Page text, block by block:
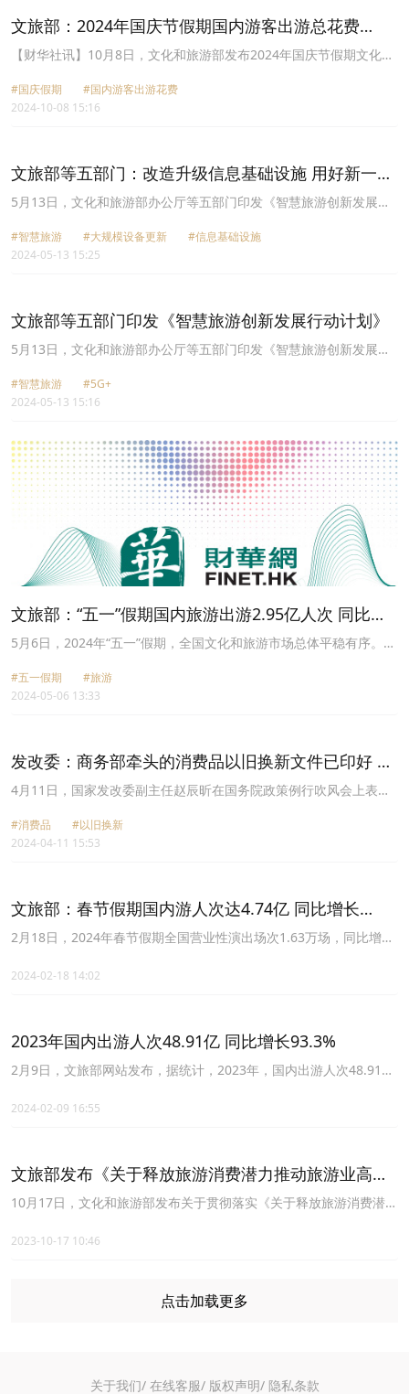
文旅部：2024年国庆节假期国内游客出游总花费
7008.17亿元 按可比口径同比增长6.3%
【财华社讯】10月8日，文化和旅游部发布2024年国庆节假期文化和
经文化和旅游部数据中心测算，国庆节假日7天，全国国内出游7.65
亿人次，按可比口径同比增长5.9%，较2019年同期增长10.2%；国
比增长14.5%；票房收入22.09亿元，同比增长25.9%；观众1169.7
万人次，同比增长13.3%。商圈街区节日氛围浓郁，成为消费新亮
点。假日期间，纳入监测的国家级夜间文化和旅游消费集聚区夜间客
于签证和通关政策优化、免签国家范围扩大、入境旅游服务便利化水
平提高等因素，入境旅游持续升温。
#国庆假期
#国内游客出游花费
2024-10-08 15:16
文旅部等五部门：改造升级信息基础设施 用好新一轮
大规模设备更新政策
5月13日，文化和旅游部办公厅等五部门印发《智慧旅游创新发展行
规模设备更新政策，推动旅游应急指挥中心、智能闸机、景区智慧
屏、票务系统、电子讲解等进行改造升级。引导停车场、旅游集散与
强化试点，创新模式，鼓励和支持信息服务商对文化和旅游场所开
展“上云用数赋智”服务。
#智慧旅游 #大规模设备更新
#信息基础设施
2024-05-13 15:25
文旅部等五部门印发《智慧旅游创新发展行动计划》
5月13日，文化和旅游部办公厅等五部门印发《智慧旅游创新发展行
大，智慧旅游基础设施更加完善，智慧旅游管理水平显著提升，智慧
旅游营销成效更加明显，智慧旅游优质产品供给更加丰富，智慧旅游
好“信号升格”专项行动，持续提升国家4A级以上旅游景区、国家级旅
游度假区、国家级旅游休闲街区、国家级夜间文化和旅游消费集聚
区、全国乡村旅游重点村镇、国家考古遗址公园等各类重点旅游区域
5G网络覆盖，优化重点区域及客流密集区域的5G网络服务质量，挖
掘利用5G技术在视频监控、实时传输、无人驾驶等方面的潜力和优
势，拓展旅游领域应用场景。持续推出5G+智慧旅游应用试点项目、
解决方案。
#智慧旅游
#5G+
2024-05-13 15:16
文旅部：“五一”假期国内旅游出游2.95亿人次 同比增
长7.6%
5月6日，2024年“五一”假期，全国文化和旅游市场总体平稳有序。据
比增长7.6%，按可比口径较2019年同期增长28.2%；国内游客出游
总花费1668.9亿元，同比增长12.7%，按可比口径较2019年同期增长
#五一假期
#旅游
2024-05-06 13:33
发改委：商务部牵头的消费品以旧换新文件已印好 可
能未来几天就会正式出台
4月11日，国家发改委副主任赵辰昕在国务院政策例行吹风会上表
式出台。除了这几个之外，还有重点行业节能降碳行动计划，还有交
通运输、教育、文旅、医疗等领域的实施方案，牵头单位分别是国家
明确。
#消费品
#以旧换新
2024-04-11 15:53
文旅部：春节假期国内游人次达4.74亿 同比增长
34.3%
2月18日，2024年春节假期全国营业性演出场次1.63万场，同比增长
人次，同比增长77.71%。受政策、供给、宣传等多种利好因素影
19.0%；国内游客出游总花费6326.87亿元，同比增长47.3%，按可
比口径较2019年同期增长7.7%；入出境旅游约683万人次，其中出境
2024-02-18 14:02
2023年国内出游人次48.91亿 同比增长93.3%
2月9日，文旅部网站发布，据统计，2023年，国内出游人次48.91
内出游人次37.58亿，同比增长94.9%；农村居民国内出游人次11.33
内出游人次12.17亿，同比增长179.1%。
2024-02-09 16:55
文旅部发布《关于释放旅游消费潜力推动旅游业高质
量发展的若干措施》的通知
10月17日，文化和旅游部发布关于贯彻落实《关于释放旅游消费潜力
2023-10-17 10:46
点击加载更多
关于我们/ 在线客服/ 版权声明/ 隐私条款